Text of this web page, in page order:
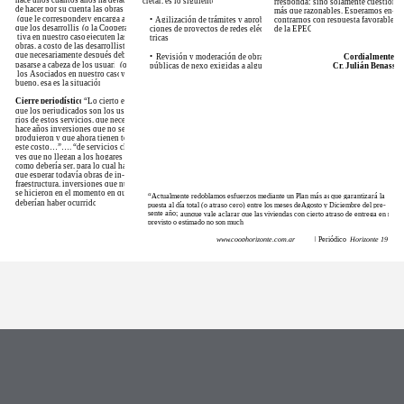
de hacer por su cuenta las obras
(que le corresponden)y encarga a
que los desarrollistas(o la Coopera-
tiva en nuestro caso)ejecuten las
obras, a costo de las desarrollistas
que necesariamente después deben
pasarse a cabeza de los usuarios(o
los Asociados en nuestro caso)y
bueno, esa es la situación”.
Cierre periodístico:“Lo cierto es
que los perjudicados son los usua-
rios de estos servicios, que necesitan
hace años inversiones que no se
produjeron y que ahora tienen todo
este costo…”…. “de servicios cla-
ves que no llegan a los hogares
como debería ser, para lo cual habrá
que esperar todavía obras de in-
fraestructura, inversiones que nunca
se hicieron en el momento en que
deberían haber ocurrido”.
• Agilización de trámites y aproba-
ciones de proyectos de redes eléc-
tricas.
• Revisión y moderación de obras
públicas de nexo exigidas a algu-
www.coophorizonte.com.ar | Periódico Horizonte 19
rresponda; sino solamente cuestiones
más que razonables. Esperamos en-
contrarnos con respuesta favorable
de la EPEC.
Cordialmente.
Cr. Julián Benassi
“Actualmente redoblamos esfuerzos mediante un Plan más agresivoque garantizará la
puesta al día total (o atraso cero) entre los meses deAgosto y Diciembre del pre-
sente año; aunque vale aclarar que las viviendas con cierto atraso de entrega en
previsto o estimado no son muchas”.